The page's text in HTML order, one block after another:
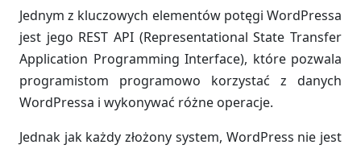
Jednym z kluczowych elementów potęgi WordPressa
jest jego REST API (Representational State Transfer
Application Programming Interface), które pozwala
programistom programowo korzystać z danych
WordPressa i wykonywać różne operacje.
Jednak jak każdy złożony system, WordPress nie jest